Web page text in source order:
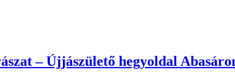
– Újjászülető hegyoldal